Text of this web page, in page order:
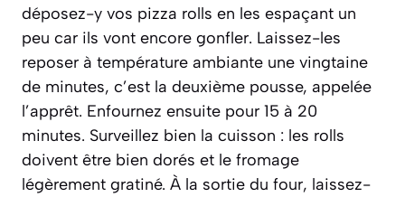
déposez-y vos pizza rolls en les espaçant un
peu car ils vont encore gonfler. Laissez-les
reposer à température ambiante une vingtaine
de minutes, c’est la deuxième pousse, appelée
l’apprêt. Enfournez ensuite pour 15 à 20
minutes. Surveillez bien la cuisson : les rolls
doivent être bien dorés et le fromage
légèrement gratiné. À la sortie du four, laissez-